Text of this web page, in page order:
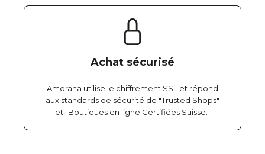
Achat sécurisé
Amorana utilise le chiffrement SSL et répond
aux standards de sécurité de "Trusted Shops"
et "Boutiques en ligne Certifiées Suisse."